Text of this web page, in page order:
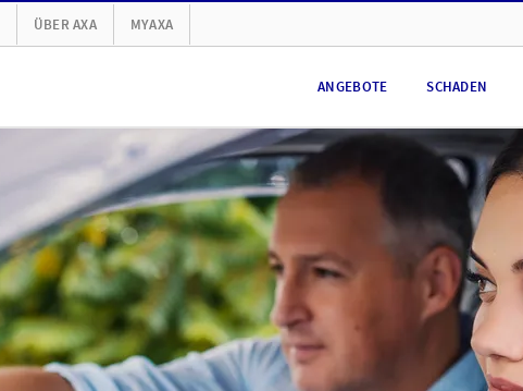
ÜBER AXA MYAXA
ANGEBOTE SCHADEN